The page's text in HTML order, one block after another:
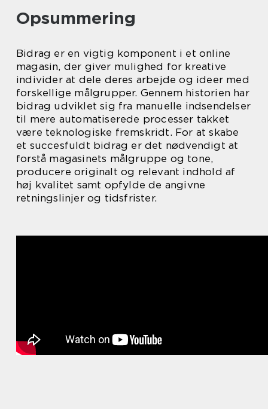
Opsummering
Bidrag er en vigtig komponent i et online
magasin, der giver mulighed for kreative
individer at dele deres arbejde og ideer med
forskellige målgrupper. Gennem historien har
bidrag udviklet sig fra manuelle indsendelser
til mere automatiserede processer takket
være teknologiske fremskridt. For at skabe
et succesfuldt bidrag er det nødvendigt at
forstå magasinets målgruppe og tone,
producere originalt og relevant indhold af
høj kvalitet samt opfylde de angivne
retningslinjer og tidsfrister.